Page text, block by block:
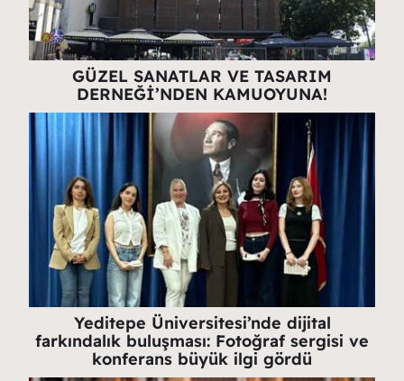
GÜZEL SANATLAR VE TASARIM
DERNEĞİ’NDEN KAMUOYUNA!
Yeditepe Üniversitesi’nde dijital
farkındalık buluşması: Fotoğraf sergisi ve
konferans büyük ilgi gördü